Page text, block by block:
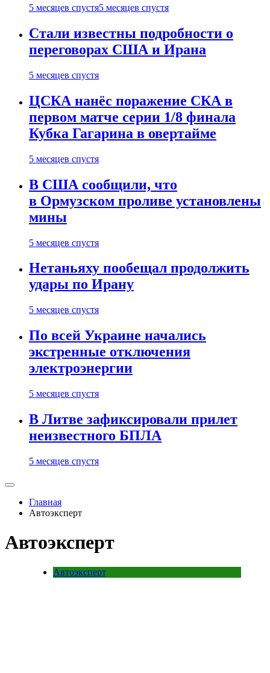
5 месяцев спустя5 месяцев спустя
Стали известны подробности о
переговорах США и Ирана
5 месяцев спустя
ЦСКА нанёс поражение СКА в
первом матче серии 1/8 финала
Кубка Гагарина в овертайме
5 месяцев спустя
В США сообщили, что
в Ормузском проливе установлены
мины
5 месяцев спустя
Нетаньяху пообещал продолжить
удары по Ирану
5 месяцев спустя
По всей Украине начались
экстренные отключения
электроэнергии
5 месяцев спустя
В Литве зафиксировали прилет
неизвестного БПЛА
5 месяцев спустя
Главная
Автоэксперт
Автоэксперт
Автоэксперт